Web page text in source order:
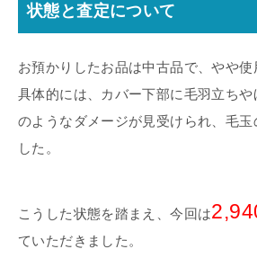
状態と査定について
お預かりしたお品は中古品で、やや使
具体的には、カバー下部に毛羽立ち
のようなダメージが見受けられ、毛玉
した。
こうした状態を踏まえ、今回は
ていただきました。